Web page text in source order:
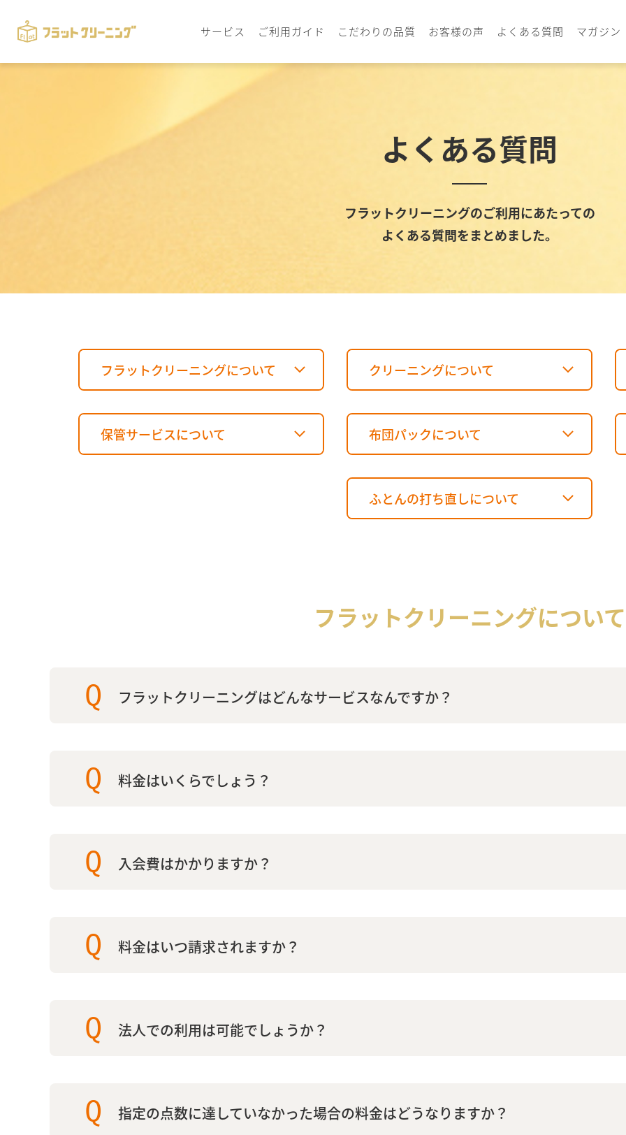
サービス ご利用ガイド こだわりの品質 お客様の声 よくある質問 マガジン
よくある質問
フラットクリーニングのご利用にあたっての
よくある質問をまとめました。
フラットクリーニングについて クリーニングについて
保管サービスについて 布団パックについて
ふとんの打ち直しについて
フラットクリーニングについて
Q フラットクリーニングはどんなサービスなんですか？
Q 料金はいくらでしょう？
Q 入会費はかかりますか？
Q 料金はいつ請求されますか？
Q 法人での利用は可能でしょうか？
Q 指定の点数に達していなかった場合の料金はどうなりますか？